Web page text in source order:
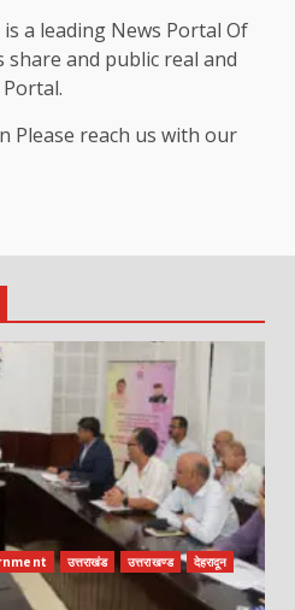
a leading News Portal Of
share and public real and
Please reach us with our
उत्तराखंड उत्तराखण्ड
देहरादून